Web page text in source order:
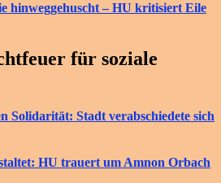
hinweggehuscht – HU kritisiert Eile
für soziale
Solidarität: Stadt verabschiedete sich
HU trauert um Amnon Orbach